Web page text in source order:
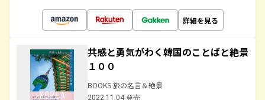
詳細を見る
共感と勇気がわく韓国のことばと絶景
１００
BOOKS 旅の名言＆絶景
2022.11.04 発売